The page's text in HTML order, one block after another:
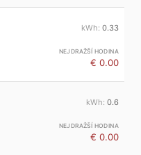
0.33
€ 0.00
0.6
€ 0.00